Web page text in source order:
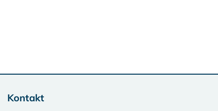
Kontakt